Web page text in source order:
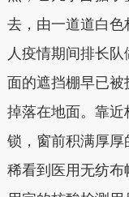
去，由一道道白色
人疫情期间排长
面的遮挡棚早已
掉落在地面。靠
锁，窗前积满厚
稀看到医用无纺布